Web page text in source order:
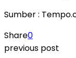
Sumber :
Share0
previous post